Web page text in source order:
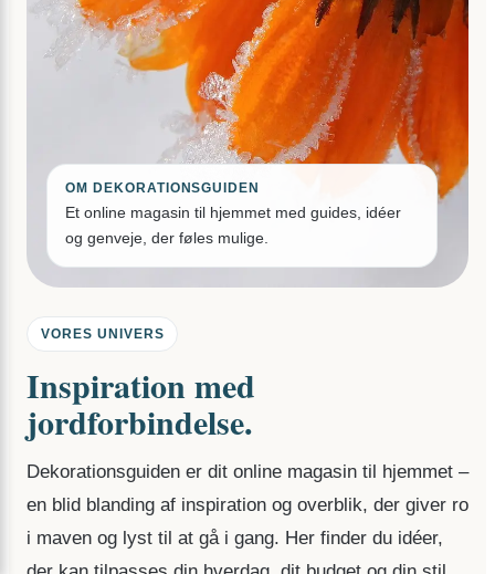
OM DEKORATIONSGUIDEN
Et online magasin til hjemmet med guides, idéer
og genveje, der føles mulige.
VORES UNIVERS
Inspiration med
jordforbindelse.
Dekorationsguiden er dit online magasin til hjemmet –
en blid blanding af inspiration og overblik, der giver ro
i maven og lyst til at gå i gang. Her finder du idéer,